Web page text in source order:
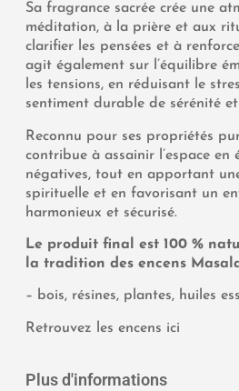
Sa fragrance sacrée crée une
méditation, à la prière et aux
clarifier les pensées et à
agit également sur l’équilibre
les tensions, en réduisant le
sentiment durable de sérénité
Reconnu pour ses propriétés
contribue à assainir l’espace en
négatives, tout en apportant
spirituelle et en favorisant un
harmonieux et sécurisé.
Le produit final est 100 %
la tradition des encens
– bois, résines, plantes, huiles
Retrouvez les encens ici
Plus d'informations